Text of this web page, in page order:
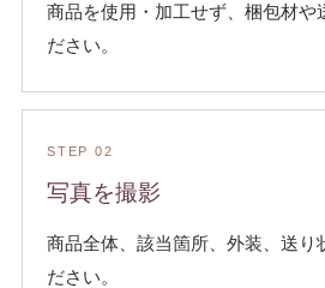
商品を使用・加工せず、梱包材や
ださい。
STEP 02
写真を撮影
商品全体、該当箇所、外装、送り
ださい。